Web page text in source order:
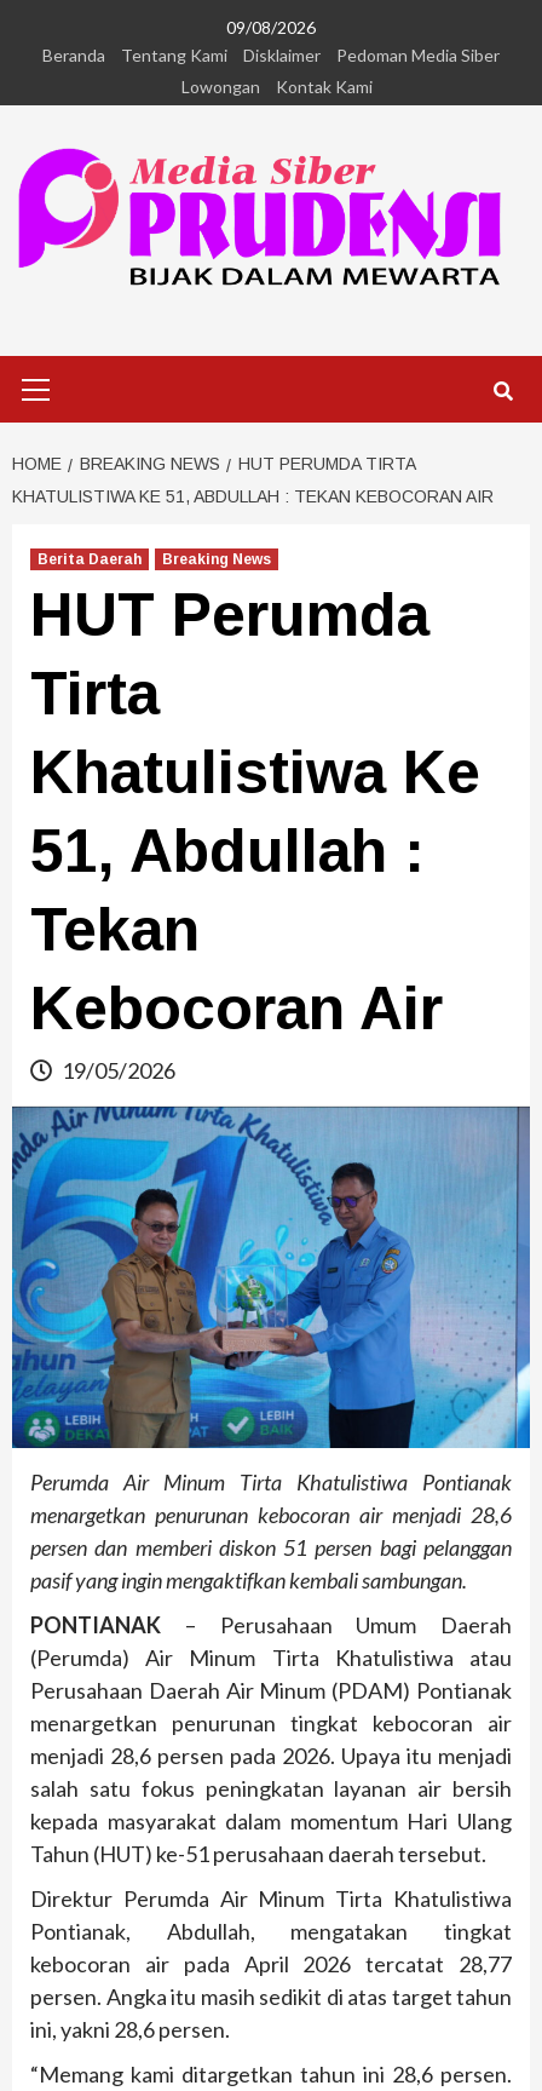
09/08/2026
Beranda
Tentang Kami Disklaimer
Pedoman Media Siber
Lowongan
Kontak Kami
HOME BREAKING NEWS
HUT PERUMDA TIRTA
KHATULISTIWA KE 51, ABDULLAH : TEKAN KEBOCORAN AIR
Berita Daerah Breaking News
HUT Perumda
Tirta
Khatulistiwa Ke
51, Abdullah :
Tekan
Kebocoran Air
19/05/2026
Perumda Air Minum Tirta Khatulistiwa Pontianak
menargetkan penurunan kebocoran air menjadi 28,6
persen dan memberi diskon 51 persen bagi pelanggan
pasif yang ingin mengaktifkan kembali sambungan.
PONTIANAK – Perusahaan Umum Daerah
(Perumda) Air Minum Tirta Khatulistiwa atau
Perusahaan Daerah Air Minum (PDAM) Pontianak
menargetkan penurunan tingkat kebocoran air
menjadi 28,6 persen pada 2026. Upaya itu menjadi
salah satu fokus peningkatan layanan air bersih
kepada masyarakat dalam momentum Hari Ulang
Tahun (HUT) ke-51 perusahaan daerah tersebut.
Direktur Perumda Air Minum Tirta Khatulistiwa
Pontianak, Abdullah, mengatakan tingkat
kebocoran air pada April 2026 tercatat 28,77
persen. Angka itu masih sedikit di atas target tahun
ini, yakni 28,6 persen.
“Memang kami ditargetkan tahun ini 28,6 persen.